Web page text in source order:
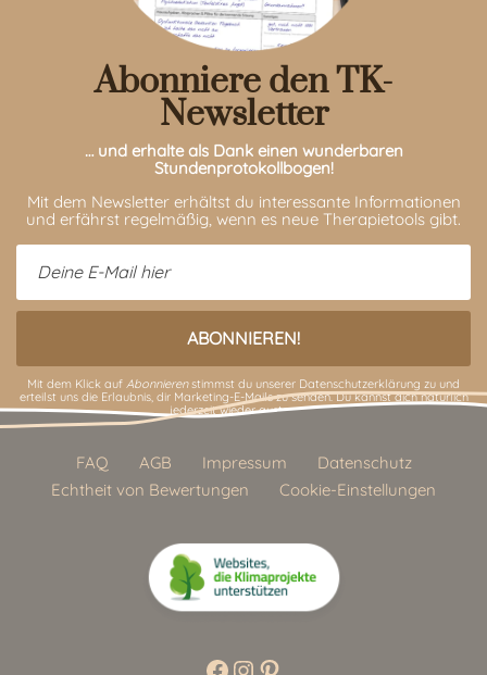
Abonniere den TK-
Newsletter
… und erhalte als Dank einen wunderbaren
Stundenprotokollbogen!
Mit dem Newsletter erhältst du interessante Informationen
und erfährst regelmäßig, wenn es neue Therapietools gibt.
Mit dem Klick auf Abonnierenstimmst du unserer Datenschutzerklärung zu und
erteilst uns die Erlaubnis, dir Marketing-E-Mails zu senden. Du kannst dich natürlich
jederzeit wieder austragen.
FAQ AGB Impressum
Datenschutz
Echtheit von Bewertungen
Cookie-Einstellungen